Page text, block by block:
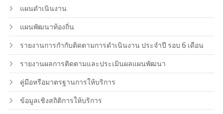
แผนดำเนินงาน
แผนพัฒนาท้องถิ่น
รายงานการกำกับติดตามการดำเนินงาน ประจำปี รอบ 6 เดือน
รายงานผลการติดตามและประเมินผลแผนพัฒนา
คู่มือหรือมาตรฐานการให้บริการ
ข้อมูลเชิงสถิติการให้บริการ